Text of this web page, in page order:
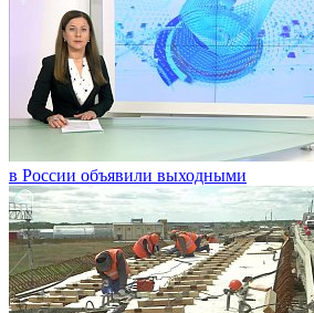
в России объявили выходными